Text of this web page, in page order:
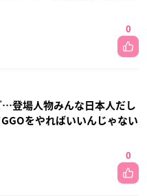
0
登場人物みんな日本人だし
をやればいいんじゃない
0